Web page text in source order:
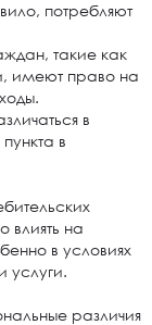
потребляют
такие как
имеют право на
в
в
на
в условиях
услуги.
различия